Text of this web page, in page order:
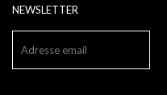
NEWSLETTER